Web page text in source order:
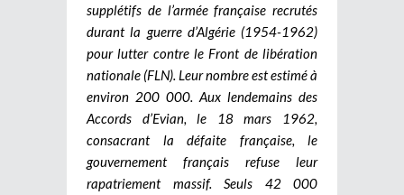
supplétifs de l’armée française recrutés
durant la guerre d’Algérie (1954-1962)
pour lutter contre le Front de libération
nationale (FLN). Leur nombre est estimé à
environ 200 000. Aux lendemains des
Accords d’Evian, le 18 mars 1962,
consacrant la défaite française, le
gouvernement français refuse leur
rapatriement massif. Seuls 42 000